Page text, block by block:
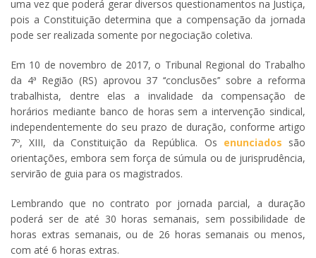
uma vez que poderá gerar diversos questionamentos na Justiça,
pois a Constituição determina que a compensação da jornada
pode ser realizada somente por negociação coletiva.
Em 10 de novembro de 2017, o Tribunal Regional do Trabalho
da 4ª Região (RS) aprovou 37 ‘‘conclusões’’ sobre a reforma
trabalhista, dentre elas a invalidade da compensação de
horários mediante banco de horas sem a intervenção sindical,
independentemente do seu prazo de duração, conforme artigo
7º, XIII, da Constituição da República. Os enunciados são
orientações, embora sem força de súmula ou de jurisprudência,
servirão de guia para os magistrados.
Lembrando que no contrato por jornada parcial, a duração
poderá ser de até 30 horas semanais, sem possibilidade de
horas extras semanais, ou de 26 horas semanais ou menos,
com até 6 horas extras.